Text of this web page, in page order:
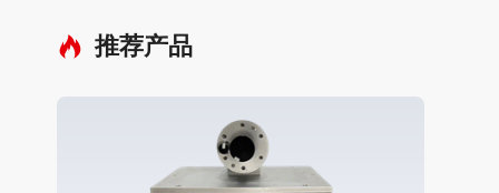
推荐产品